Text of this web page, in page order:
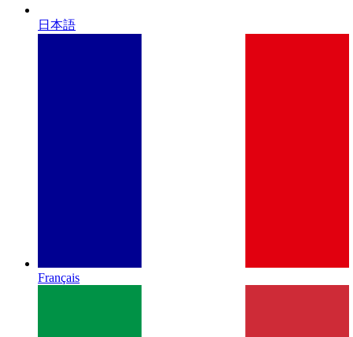
日本語
Français